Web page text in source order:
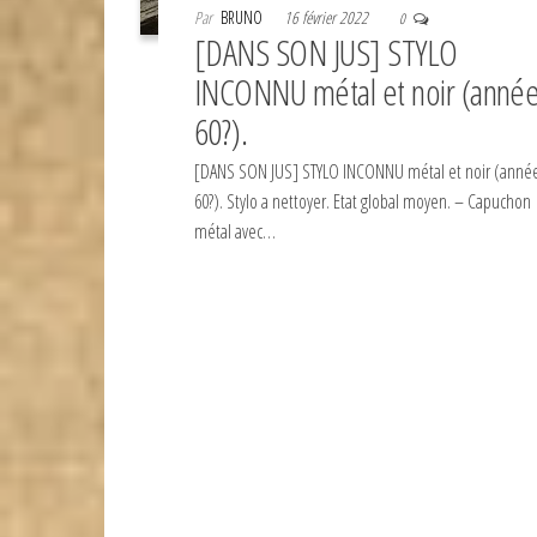
Par BRUNO 16 février 2022 0
[DANS SON JUS] STYLO
INCONNU métal et noir
60?).
[DANS SON JUS] STYLO INCONNU métal et noir
60?). Stylo a nettoyer. Etat global moyen. – Capuchon
métal avec…